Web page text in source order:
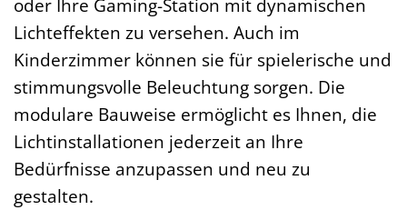
oder Ihre Gaming-Station mit dynamischen
Lichteffekten zu versehen. Auch im
Kinderzimmer können sie für spielerische und
stimmungsvolle Beleuchtung sorgen. Die
modulare Bauweise ermöglicht es Ihnen, die
Lichtinstallationen jederzeit an Ihre
Bedürfnisse anzupassen und neu zu
gestalten.